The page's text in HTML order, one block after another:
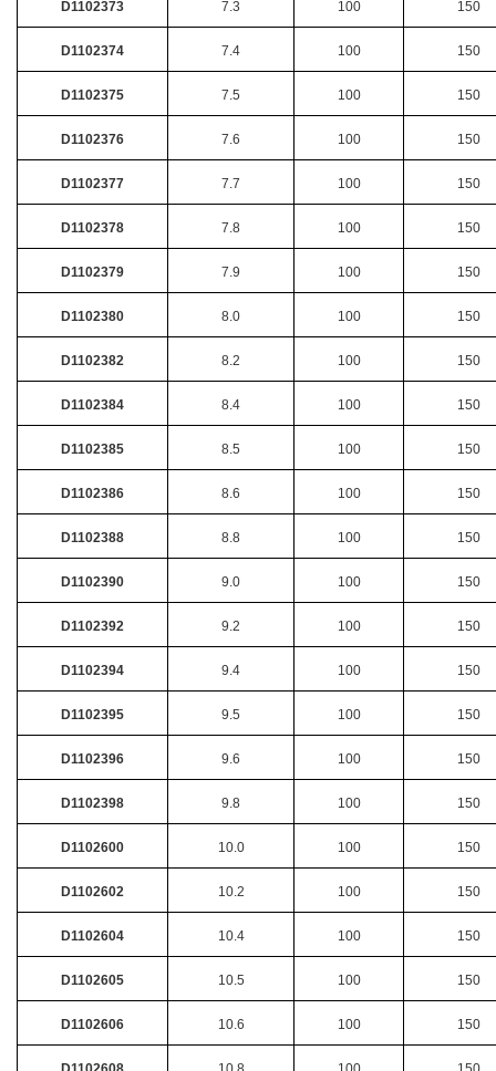
D1102373 7.3 100 150
D1102374 7.4 100 150
D1102375 7.5 100 150
D1102376 7.6 100 150
D1102377 7.7 100 150
D1102378 7.8 100 150
D1102379 7.9 100 150
D1102380 8.0 100 150
D1102382 8.2 100 150
D1102384 8.4 100 150
D1102385 8.5 100 150
D1102386 8.6 100 150
D1102388 8.8 100 150
D1102390 9.0 100 150
D1102392 9.2 100 150
D1102394 9.4 100 150
D1102395 9.5 100 150
D1102396 9.6 100 150
D1102398 9.8 100 150
D1102600 10.0 100 150
D1102602 10.2 100 150
D1102604 10.4 100 150
D1102605 10.5 100 150
D1102606 10.6 100 150